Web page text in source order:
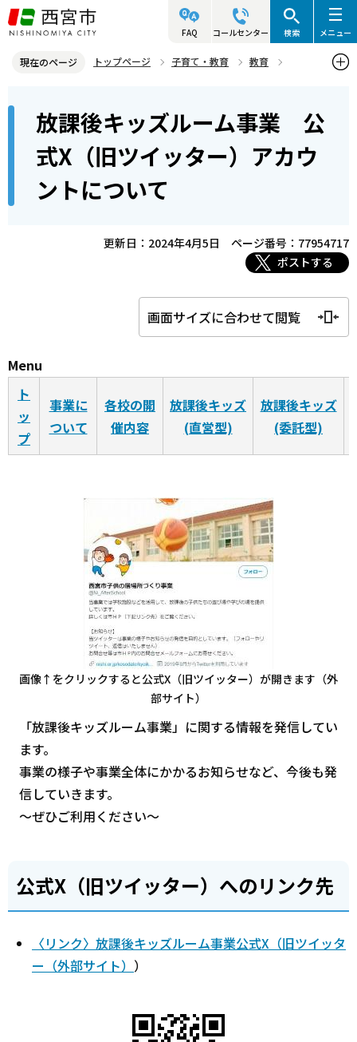
こ
の
ジ
す
FAQ コールセンター 検索 メニュー
現在のページ トップページ 子育て・教育
教育
放課後キッズルーム事業 公式X（旧ツイッター）アカウントについ
ら
放課後キッズルーム事業 公
式X（旧ツイッター）アカウ
ントについて
更新日：2024年4月5日
ページ番号：77954717
ポストする
画面サイズに合わせて閲覧
Menu
ト
ッ
プ
事業に
ついて
各校の開
催内容
放課後キッズ
(直営型)
放課後キッズ
(委託型)
画像↑をクリックすると公式X（旧ツイッター）が開きます（外
部サイト）
「放課後キッズルーム事業」に関する情報を発信してい
ます。
事業の様子や事業全体にかかるお知らせなど、今後も発
信していきます。
～ぜひご利用ください～
公式X（旧ツイッター）へのリンク先
〈リンク〉放課後キッズルーム事業公式X（旧ツイッタ
ー（外部サイト） ）